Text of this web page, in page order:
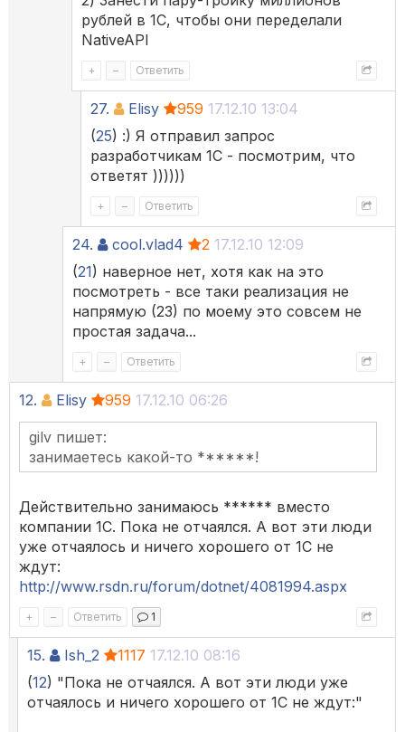
рублей в 1С, чтобы они переделали
NativeAPI
+ – Ответить
27. Elisy 959 17.12.10 13:04
(25) :) Я отправил запрос
разработчикам 1С - посмотрим, что
ответят ))))))
+ – Ответить
24. cool.vlad4 2 17.12.10 12:09
(21) наверное нет, хотя как на это
посмотреть - все таки реализация не
напрямую (23) по моему это совсем не
простая задача...
+ – Ответить
12. Elisy 959 17.12.10 06:26
gilv пишет:
занимаетесь какой-то ******!
Действительно занимаюсь ****** вместо
компании 1С. Пока не отчаялся. А вот эти люди
уже отчаялось и ничего хорошего от 1С не
ждут:
http://www.rsdn.ru/forum/dotnet/4081994.aspx
+ – Ответить 1
15. Ish_2 1117 17.12.10 08:16
(12) "Пока не отчаялся. А вот эти люди уже
отчаялось и ничего хорошего от 1С не ждут:"